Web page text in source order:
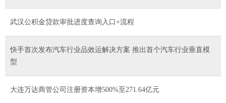
武汉公积金贷款审批进度查询入口+流程
快手首次发布汽车行业品效运解决方案 推出首个汽车行业垂直模
型
大连万达商管公司注册资本增500%至271.64亿元